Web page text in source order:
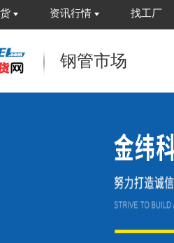
资讯行情 找工厂
钢管市场